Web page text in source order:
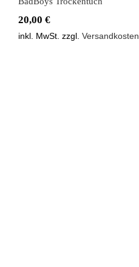
20,00 €
inkl. MwSt. zzgl. Versandkosten